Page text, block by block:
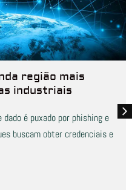
região mais
industriais
é puxado por phishing e
buscam obter credenciais e